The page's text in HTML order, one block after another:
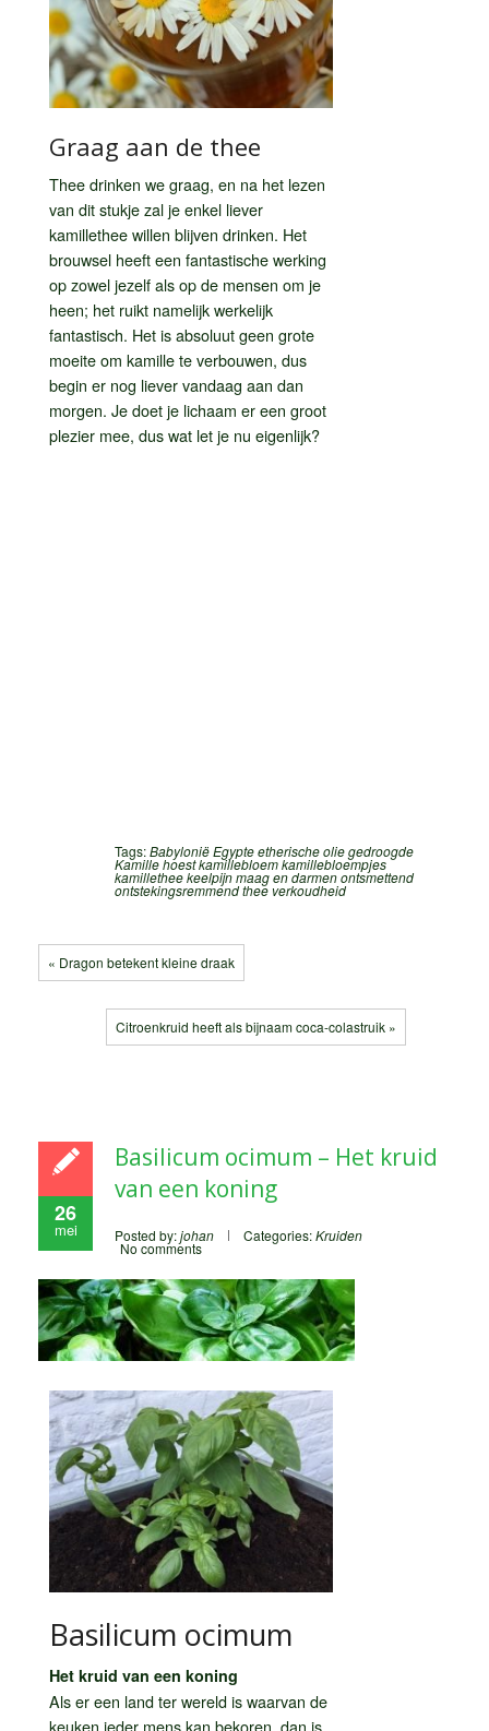
Graag aan de thee
Thee drinken we graag, en na het lezen
van dit stukje zal je enkel liever
kamillethee willen blijven drinken. Het
brouwsel heeft een fantastische werking
op zowel jezelf als op de mensen om je
heen; het ruikt namelijk werkelijk
fantastisch. Het is absoluut geen grote
moeite om kamille te verbouwen, dus
begin er nog liever vandaag aan dan
morgen. Je doet je lichaam er een groot
plezier mee, dus wat let je nu eigenlijk?
Tags:BabyloniëEgypteetherische oliegedroogde
Kamillehoestkamillebloemkamillebloempjes
kamilletheekeelpijnmaag en darmenontsmettend
ontstekingsremmendthee verkoudheid
« Dragon betekent kleine draak
Citroenkruid heeft als bijnaam coca-colastruik »
26
mei
Basilicum ocimum – Het kruid
van een koning
Posted by:johan Categories:Kruiden
No comments
Basilicum ocimum
Het kruid van een koning
Als er een land ter wereld is waarvan de
keuken ieder mens kan bekoren, dan is